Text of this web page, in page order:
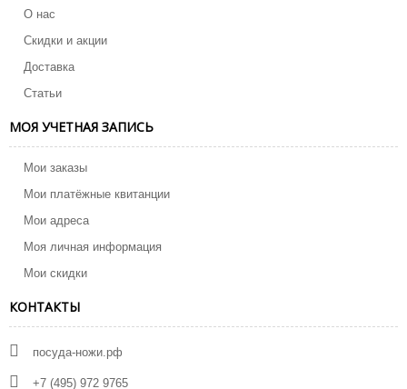
О нас
Скидки и акции
Доставка
Статьи
МОЯ УЧЕТНАЯ ЗАПИСЬ
Мои заказы
Мои платёжные квитанции
Мои адреса
Моя личная информация
Мои скидки
КОНТАКТЫ
посуда-ножи.рф
+7 (495) 972 9765